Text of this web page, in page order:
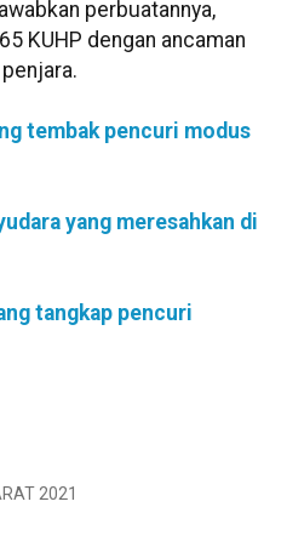
perbuatannya,
KUHP dengan ancaman
tembak pencuri modus
yang meresahkan di
tangkap pencuri
2021